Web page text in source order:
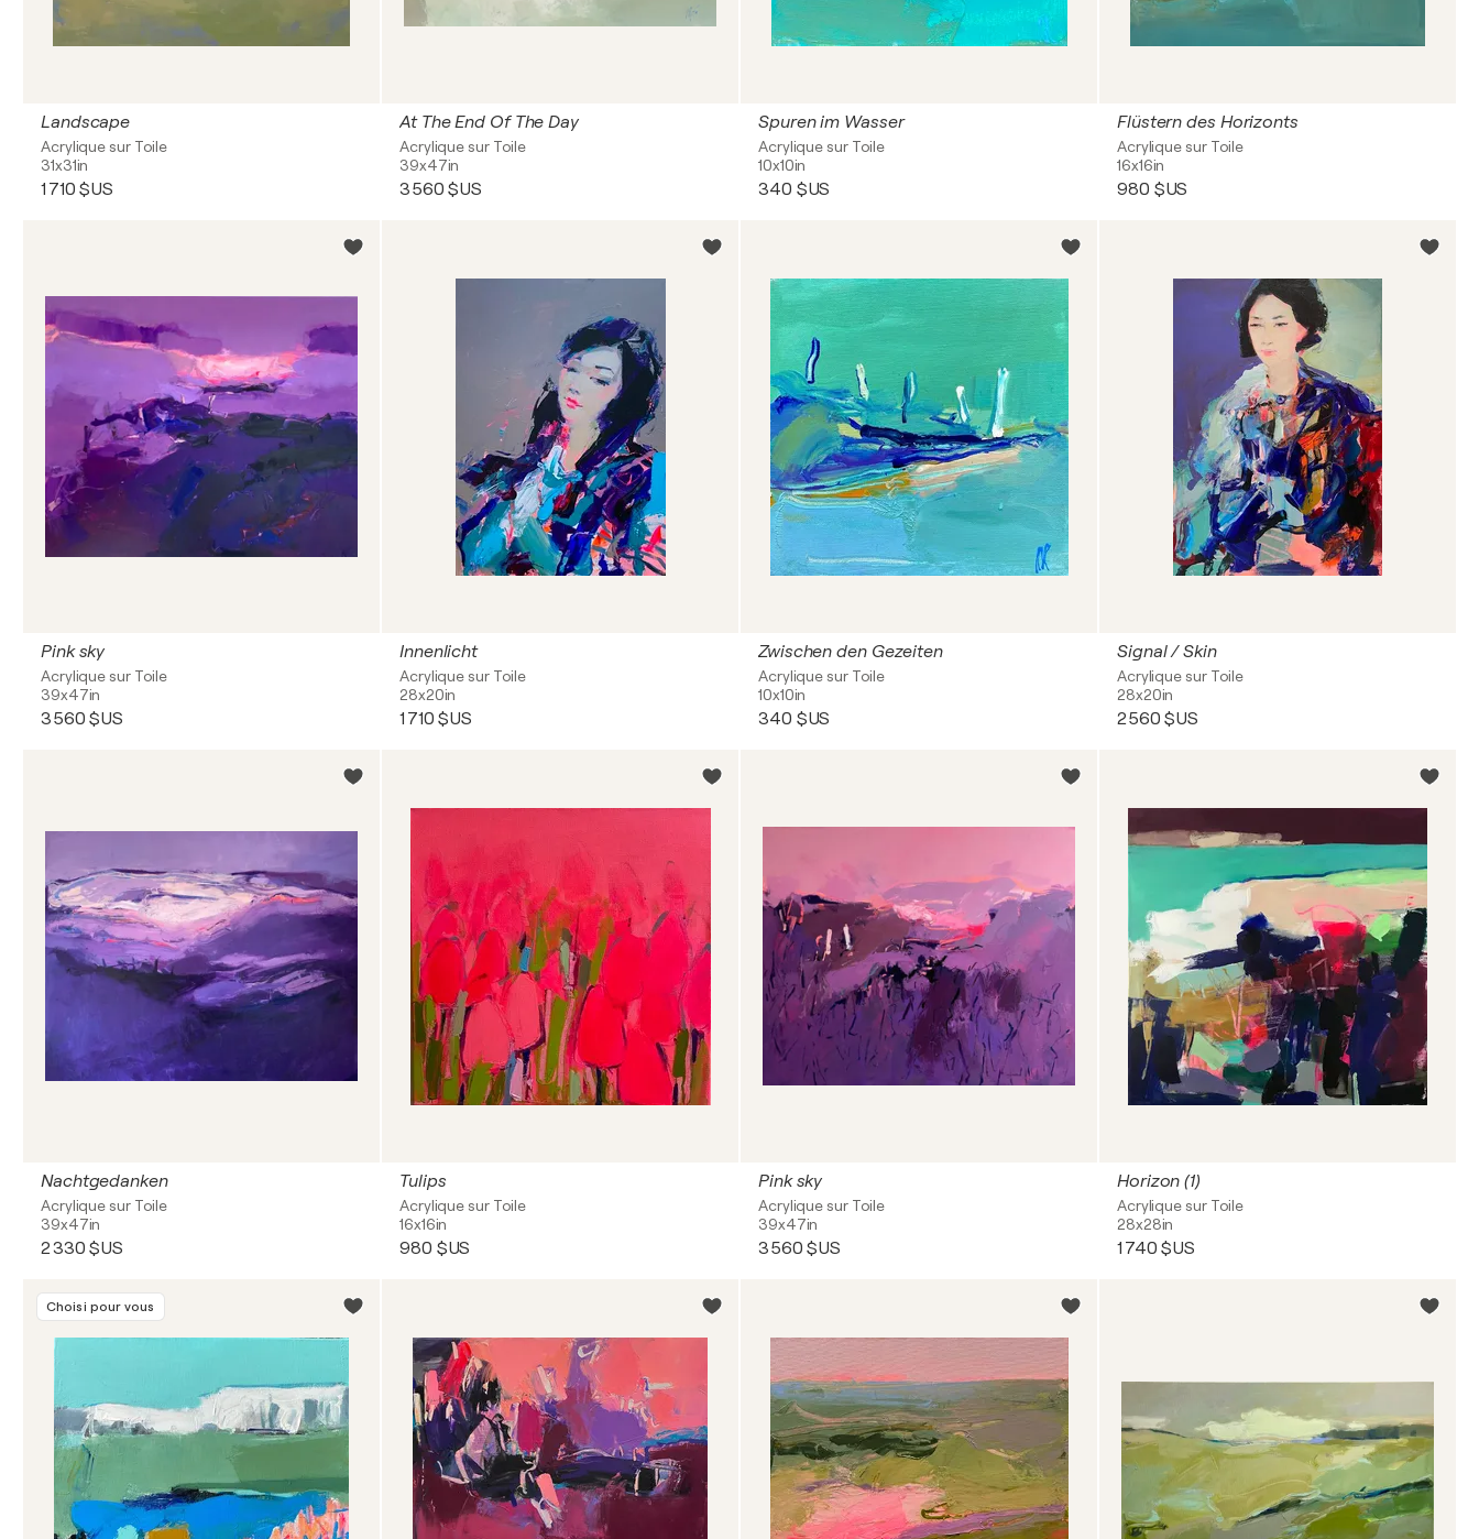
Landscape
Acrylique sur Toile
31x31in
1 710 $US
At The End Of The Day
Acrylique sur Toile
39x47in
3 560 $US
Spuren im Wasser
Acrylique sur Toile
10x10in
340 $US
Flüstern des Horizonts
Acrylique sur Toile
16x16in
980 $US
Pink sky
Acrylique sur Toile
39x47in
3 560 $US
Innenlicht
Acrylique sur Toile
28x20in
1 710 $US
Zwischen den Gezeiten
Acrylique sur Toile
10x10in
340 $US
Signal / Skin
Acrylique sur Toile
28x20in
2 560 $US
Nachtgedanken
Acrylique sur Toile
39x47in
2 330 $US
Tulips
Acrylique sur Toile
16x16in
980 $US
Pink sky
Acrylique sur Toile
39x47in
3 560 $US
Horizon (1)
Acrylique sur Toile
28x28in
1 740 $US
Choisi pour vous